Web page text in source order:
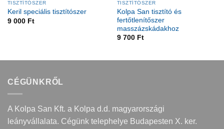
TISZTÍTÓSZER
Keril speciális tisztítószer
9 000 Ft
TISZTÍTÓSZER
Kolpa San tisztító és
fertőtlenítőszer
masszázskádakhoz
9 700 Ft
CÉGÜNKRŐL
A Kolpa San Kft. a Kolpa d.d. magyarországi
leányvállalata. Cégünk telephelye Budapesten X. ker.